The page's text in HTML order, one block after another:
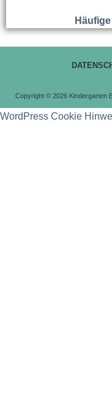
Copyright © 2026 Kindergarten
WordPress Cookie